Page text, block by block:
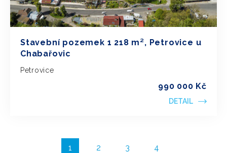
Stavební pozemek 1 218 m², Petrovice u
Chabařovic
Petrovice
990 000 Kč
DETAIL
1 2 3 4